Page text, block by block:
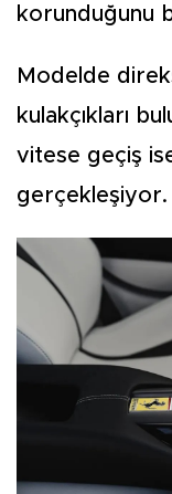
korunduğunu
Modelde
kulakçıkları
vitese geçiş
gerçekleşiyor.